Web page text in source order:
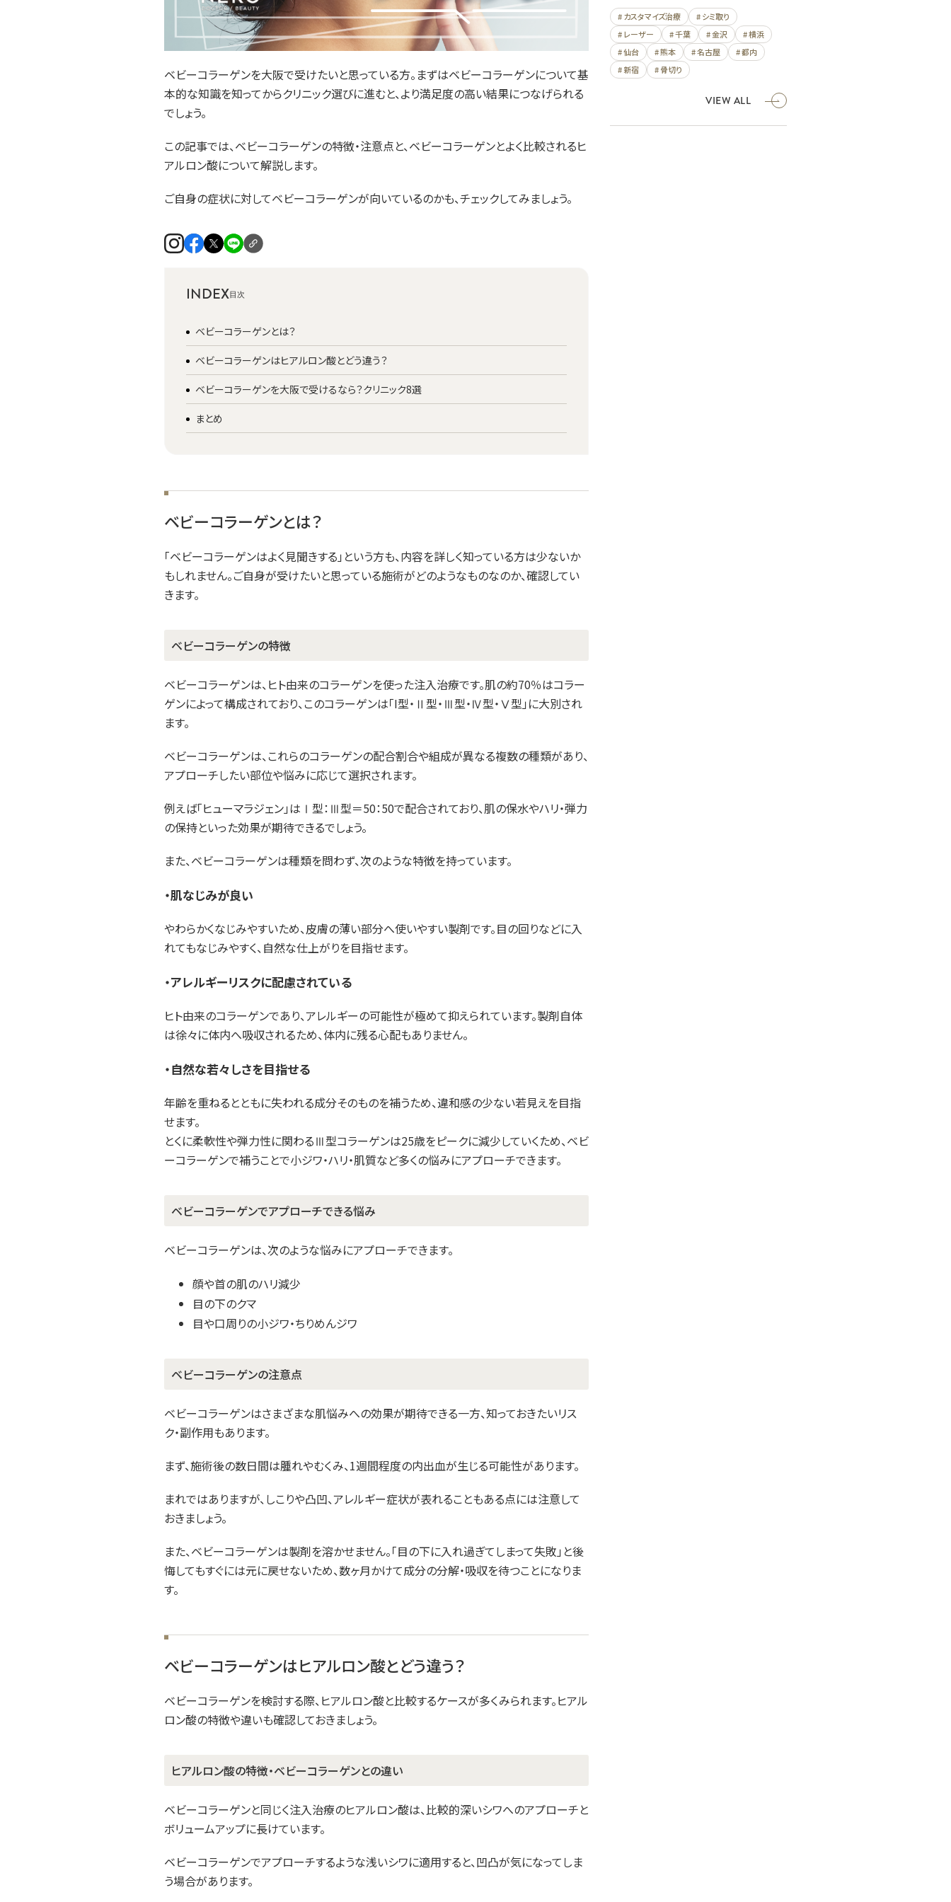
ベビーコラーゲンを大阪で受けたいと思っている方。まずはベビーコラーゲンについて基
本的な知識を知ってからクリニック選びに進むと、より満足度の高い結果につなげられる
でしょう。
この記事では、ベビーコラーゲンの特徴・注意点と、ベビーコラーゲンとよく比較されるヒ
アルロン酸について解説します。
ご自身の症状に対してベビーコラーゲンが向いているのかも、チェックしてみましょう。
INDEX
ベビーコラーゲンとは？
ベビーコラーゲンはヒアルロン酸とどう違う？
ベビーコラーゲンを大阪で受けるなら？クリニック8選
まとめ
ベビーコラーゲンとは？
「ベビーコラーゲンはよく見聞きする」という方も、内容を詳しく知っている方は少ないか
もしれません。ご自身が受けたいと思っている施術がどのようなものなのか、確認してい
きます。
ベビーコラーゲンの特徴
ベビーコラーゲンは、ヒト由来のコラーゲンを使った注入治療です。肌の約70％はコラー
ゲンによって構成されており、このコラーゲンは「I型・Ⅱ型・Ⅲ型・Ⅳ型・Ⅴ型」に大別され
ます。
ベビーコラーゲンは、これらのコラーゲンの配合割合や組成が異なる複数の種類があり、
アプローチしたい部位や悩みに応じて選択されます。
例えば「ヒューマラジェン」はⅠ型：Ⅲ型＝50：50で配合されており、肌の保水やハリ・弾力
の保持といった効果が期待できるでしょう。
また、ベビーコラーゲンは種類を問わず、次のような特徴を持っています。
・肌なじみが良い
やわらかくなじみやすいため、皮膚の薄い部分へ使いやすい製剤です。目の回りなどに入
れてもなじみやすく、自然な仕上がりを目指せます。
・アレルギーリスクに配慮されている
ヒト由来のコラーゲンであり、アレルギーの可能性が極めて抑えられています。製剤自体
は徐々に体内へ吸収されるため、体内に残る心配もありません。
・自然な若々しさを目指せる
年齢を重ねるとともに失われる成分そのものを補うため、違和感の少ない若見えを目指
せます。
とくに柔軟性や弾力性に関わるⅢ型コラーゲンは25歳をピークに減少していくため、ベビ
ーコラーゲンで補うことで小ジワ・ハリ・肌質など多くの悩みにアプローチできます。
ベビーコラーゲンでアプローチできる悩み
ベビーコラーゲンは、次のような悩みにアプローチできます。
顔や首の肌のハリ減少
目の下のクマ
目や口周りの小ジワ・ちりめんジワ
ベビーコラーゲンの注意点
ベビーコラーゲンはさまざまな肌悩みへの効果が期待できる一方、知っておきたいリス
ク・副作用もあります。
まず、施術後の数日間は腫れやむくみ、1週間程度の内出血が生じる可能性があります。
まれではありますが、しこりや凸凹、アレルギー症状が表れることもある点には注意して
おきましょう。
また、ベビーコラーゲンは製剤を溶かせません。「目の下に入れ過ぎてしまって失敗」と後
悔してもすぐには元に戻せないため、数ヶ月かけて成分の分解・吸収を待つことになりま
す。
ベビーコラーゲンはヒアルロン酸とどう違う？
ベビーコラーゲンを検討する際、ヒアルロン酸と比較するケースが多くみられます。ヒアル
ロン酸の特徴や違いも確認しておきましょう。
ヒアルロン酸の特徴・ベビーコラーゲンとの違い
ベビーコラーゲンと同じく注入治療のヒアルロン酸は、比較的深いシワへのアプローチと
ボリュームアップに長けています。
ベビーコラーゲンでアプローチするような浅いシワに適用すると、凹凸が気になってしま
う場合があります。
# カスタマイズ治療
# シミ取り
# レーザー
# 千葉 # 金沢
# 横浜
# 仙台
# 熊本 # 名古屋
# 都内
# 新宿
# 骨切り
VIEW ALL